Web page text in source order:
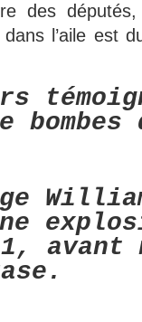
des
l’aile est
bombes
avant